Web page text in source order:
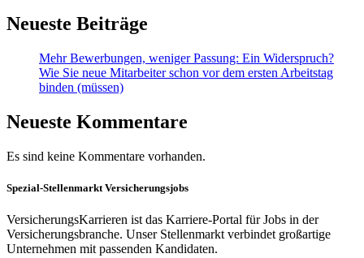
Neueste Beiträge
Mehr Bewerbungen, weniger Passung: Ein Widerspruch?
Wie Sie neue Mitarbeiter schon vor dem ersten Arbeitstag
binden (müssen)
Neueste Kommentare
Es sind keine Kommentare vorhanden.
Spezial-Stellenmarkt Versicherungsjobs
VersicherungsKarrieren ist das Karriere-Portal für Jobs in der
Versicherungsbranche. Unser Stellenmarkt verbindet großartige
Unternehmen mit passenden Kandidaten.